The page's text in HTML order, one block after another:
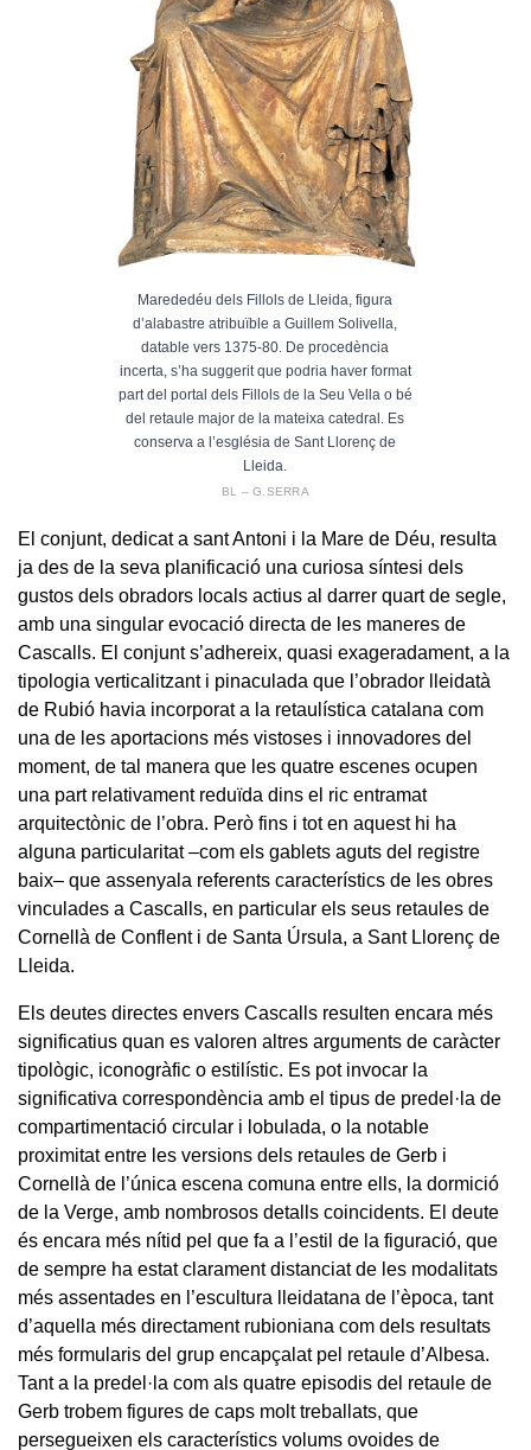
Marededéu dels Fillols de Lleida, figura
d’alabastre atribuïble a Guillem Solivella,
datable vers 1375-80. De procedència
incerta, s’ha suggerit que podria haver format
part del portal dels Fillols de la Seu Vella o bé
del retaule major de la mateixa catedral. Es
conserva a l’església de Sant Llorenç de
Lleida.
BL – G.SERRA
El conjunt, dedicat a sant Antoni i la Mare de Déu, resulta
ja des de la seva planificació una curiosa síntesi dels
gustos dels obradors locals actius al darrer quart de segle,
amb una singular evocació directa de les maneres de
Cascalls. El conjunt s’adhereix, quasi exageradament, a la
tipologia verticalitzant i pinaculada que l’obrador lleidatà
de Rubió havia incorporat a la retaulística catalana com
una de les aportacions més vistoses i innovadores del
moment, de tal manera que les quatre escenes ocupen
una part relativament reduïda dins el ric entramat
arquitectònic de l’obra. Però fins i tot en aquest hi ha
alguna particularitat –com els gablets aguts del registre
baix– que assenyala referents característics de les obres
vinculades a Cascalls, en particular els seus retaules de
Cornellà de Conflent i de Santa Úrsula, a Sant Llorenç de
Lleida.
Els deutes directes envers Cascalls resulten encara més
significatius quan es valoren altres arguments de caràcter
tipològic, iconogràfic o estilístic. Es pot invocar la
significativa correspondència amb el tipus de predel·la de
compartimentació circular i lobulada, o la notable
proximitat entre les versions dels retaules de Gerb i
Cornellà de l’única escena comuna entre ells, la dormició
de la Verge, amb nombrosos detalls coincidents. El deute
és encara més nítid pel que fa a l’estil de la figuració, que
de sempre ha estat clarament distanciat de les modalitats
més assentades en l’escultura lleidatana de l’època, tant
d’aquella més directament rubioniana com dels resultats
més formularis del grup encapçalat pel retaule d’Albesa.
Tant a la predel·la com als quatre episodis del retaule de
Gerb trobem figures de caps molt treballats, que
persegueixen els característics volums ovoides de